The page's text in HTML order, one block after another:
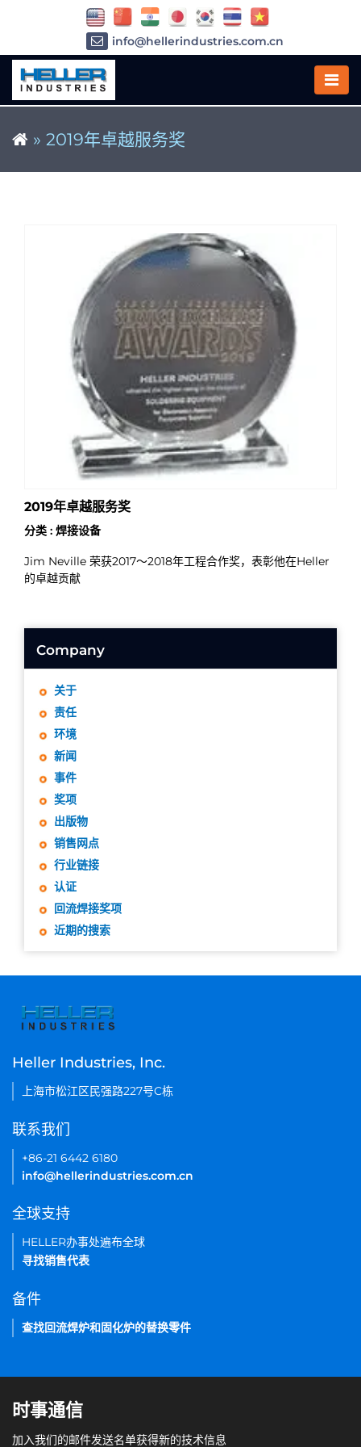
» 2019年卓越服务奖
2019年卓越服务奖
分类 : 焊接设备
Jim Neville 荣获2017～2018年工程合作奖，表彰他在Heller
的卓越贡献
Company
关于
责任
环境
新闻
事件
奖项
出版物
销售网点
行业链接
认证
回流焊接奖项
近期的搜索
info@hellerindustries.com.cn
Heller Industries, Inc.
上海市松江区民强路227号C栋
联系我们
+86-21 6442 6180
info@hellerindustries.com.cn
全球支持
HELLER办事处遍布全球
寻找销售代表
备件
查找回流焊炉和固化炉的替换零件
时事通信
加入我们的邮件发送名单获得新的技术信息